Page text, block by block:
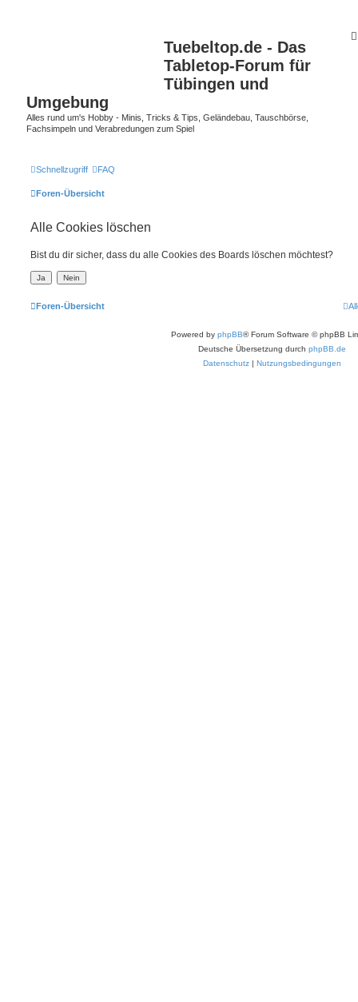
Tuebeltop.de - Das
Tabletop-Forum für
Tübingen und
Umgebung
Alles rund um's Hobby - Minis, Tricks & Tips, Geländebau, Tauschbörse,
Fachsimpeln und Verabredungen zum Spiel
Schnellzugriff FAQ
Foren-Übersicht
Alle Cookies löschen
Bist du dir sicher, dass du alle Cookies des Boards löschen möchtest?
Foren-Übersicht
Powered by phpBB® Forum Software © phpBB
Deutsche Übersetzung durch phpBB.de
Datenschutz | Nutzungsbedingungen